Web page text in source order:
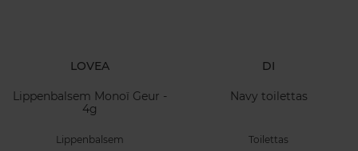
LOVEA
Lippenbalsem Monoï Geur -
4g
Lippenbalsem
DI
Navy toilettas
Toilettas